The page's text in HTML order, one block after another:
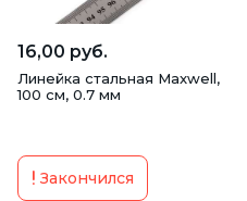
16,00 руб.
Линейка стальная Maxwell,
100 см, 0.7 мм
Закончился